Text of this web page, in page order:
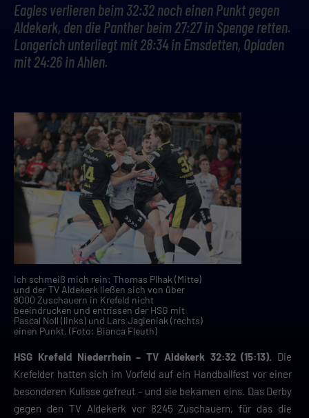
Eagles verlieren beim 32:32 noch einen Punkt gegen
Aldekerk, den die Panther beim 27:27 in Spenge retten.
Longerich unterliegt mit 28:34 in Emsdetten, Opladen
mit 24:26 in Ahlen.
Ich schmeiß mich rein: Thomas Plhak (Mitte)
und der TV Aldekerk ließen sich von über
8000 Zuschauern in Krefeld nicht
beeindrucken und entrissen der HSG mit
Pascal Noll (links) und Lars Jagieniak (rechts)
einen Punkt. (Foto: Bianca Fleuth)
HSG Krefeld Niederrhein – TV Aldekerk 32:32 (15:13). Die
Krefelder hatten sich im Vorfeld auf ein Handballfest vor einer
besonderen Kulisse gefreut – und sie bekamen eins. Das Derby
gegen den TV Aldekerk vor 8245 Zuschauern, für das die